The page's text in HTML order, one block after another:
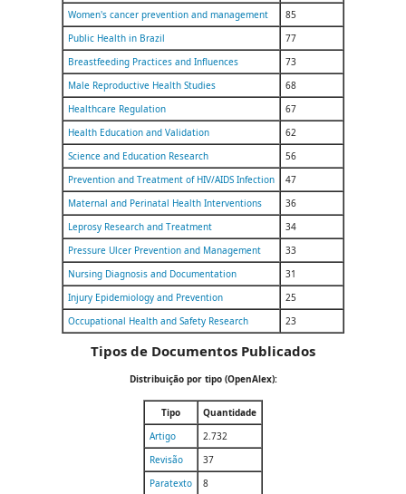
Women's cancer prevention and management
85
Public Health in Brazil
77
Breastfeeding Practices and Influences
73
Male Reproductive Health Studies
68
Healthcare Regulation
67
Health Education and Validation
62
Science and Education Research
56
Prevention and Treatment of HIV/AIDS Infection
47
Maternal and Perinatal Health Interventions
36
Leprosy Research and Treatment
34
Pressure Ulcer Prevention and Management
33
Nursing Diagnosis and Documentation
31
Injury Epidemiology and Prevention
25
Occupational Health and Safety Research
23
Tipos de Documentos Publicados
Distribuição por tipo (OpenAlex):
Tipo
Quantidade
Artigo
2.732
Revisão
37
Paratexto
8